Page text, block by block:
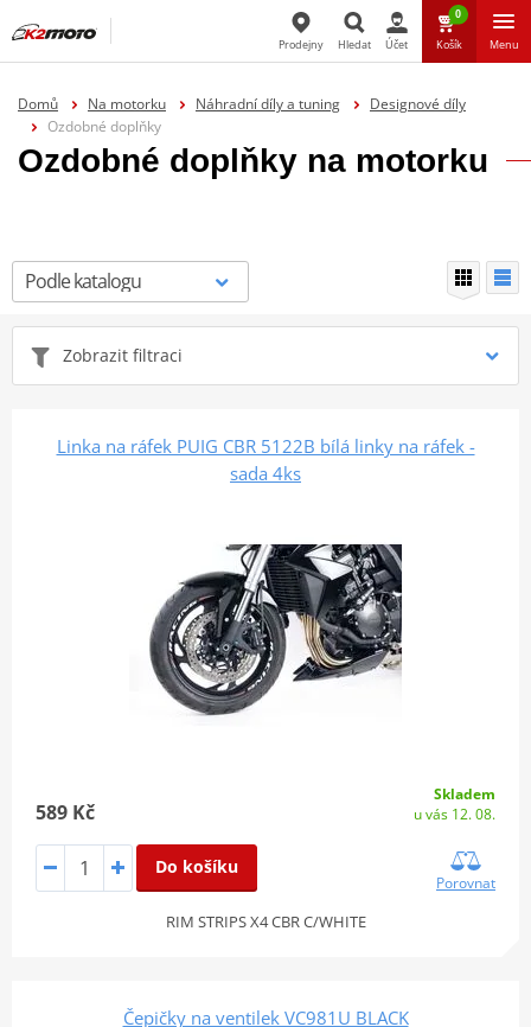
Hledat
Prodejny Hledat Účet
0
Košík Menu
Domů Na motorku Náhradní díly a tuning
Designové díly
Ozdobné doplňky
Ozdobné doplňky na motorku
Zobrazit filtraci
Linka na ráfek PUIG CBR 5122B bílá linky na ráfek -
sada 4ks
589 Kč
Skladem
u vás 12. 08.
Do košíku
Porovnat
RIM STRIPS X4 CBR C/WHITE
Čepičky na ventilek VC981U BLACK